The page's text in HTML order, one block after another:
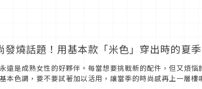
發燒話題！用基本款「米色」穿出時的夏
遠是成熟女性的好夥伴。每當想要挑戰新的配件，但又煩
本色調，要不要試著加以活用，讓當季的時尚感再上一層